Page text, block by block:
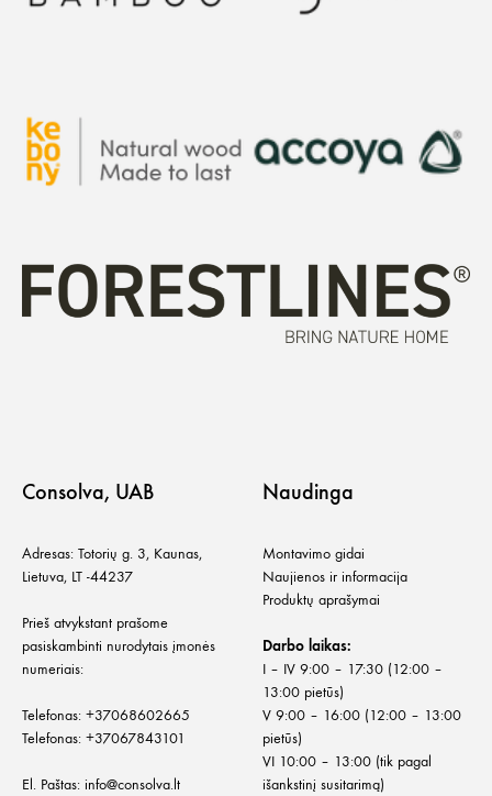
Consolva, UAB
Adresas: Totorių g. 3, Kaunas,
Lietuva, LT -44237
Prieš atvykstant prašome
pasiskambinti nurodytais įmonės
numeriais:
Telefonas: +37068602665
Telefonas: +37067843101
El. Paštas: info@consolva.lt
Naudinga
Montavimo gidai
Naujienos ir informacija
Produktų aprašymai
Darbo laikas:
I – IV 9:00 – 17:30 (12:00 –
13:00 pietūs)
V 9:00 – 16:00 (12:00 – 13:00
pietūs)
VI 10:00 – 13:00 (tik pagal
išankstinį susitarimą)